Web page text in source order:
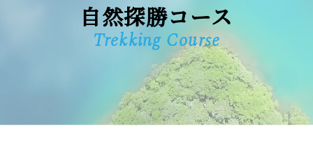
自然探勝コース
Trekking Course